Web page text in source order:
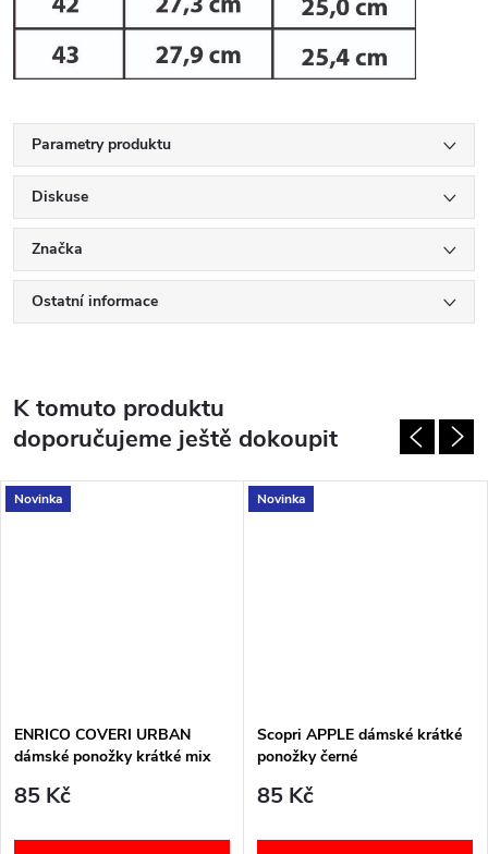
Parametry produktu
Diskuse
Značka
Ostatní informace
K tomuto produktu
doporučujeme ještě dokoupit
Novinka
ENRICO COVERI URBAN
dámské ponožky krátké mix
85 Kč
Novinka
Scopri APPLE dámské krátké
ponožky černé
85 Kč